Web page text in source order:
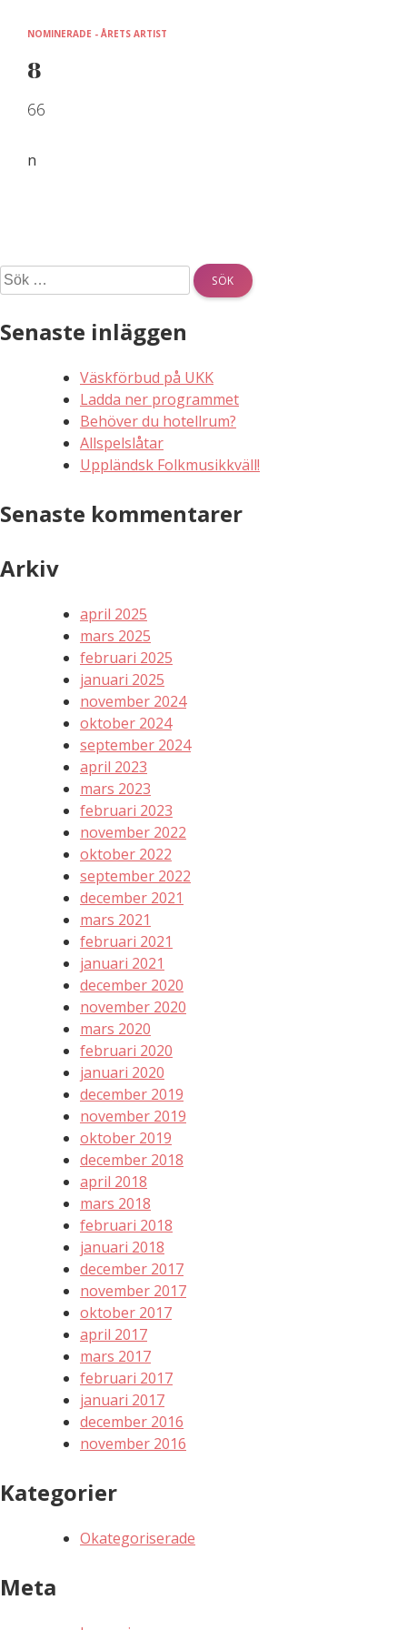
NOMINERADE - ÅRETS ARTIST
8
66
n
Sök
efter:
Senaste inläggen
Väskförbud på UKK
Ladda ner programmet
Behöver du hotellrum?
Allspelslåtar
Uppländsk Folkmusikkväll!
Senaste kommentarer
Arkiv
april 2025
mars 2025
februari 2025
januari 2025
november 2024
oktober 2024
september 2024
april 2023
mars 2023
februari 2023
november 2022
oktober 2022
september 2022
december 2021
mars 2021
februari 2021
januari 2021
december 2020
november 2020
mars 2020
februari 2020
januari 2020
december 2019
november 2019
oktober 2019
december 2018
april 2018
mars 2018
februari 2018
januari 2018
december 2017
november 2017
oktober 2017
april 2017
mars 2017
februari 2017
januari 2017
december 2016
november 2016
Kategorier
Okategoriserade
Meta